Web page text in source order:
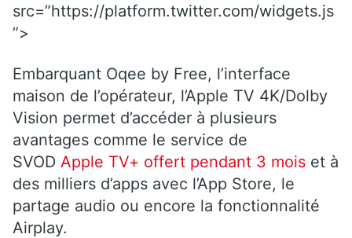
src=”https://platform.twitter.com/widgets.js
”>
Embarquant Oqee by Free, l’interface
maison de l’opérateur, l’Apple TV 4K/Dolby
Vision permet d’accéder à plusieurs
avantages comme le service de
SVOD Apple TV+ offert pendant 3 mois et à
des milliers d’apps avec l’App Store, le
partage audio ou encore la fonctionnalité
Airplay.